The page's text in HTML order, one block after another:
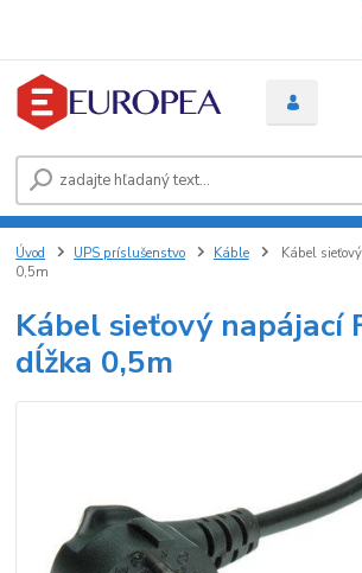
Úvod UPS príslušenstvo Káble
Kábel
0,5m
Kábel sieťový napájací
dĺžka 0,5m